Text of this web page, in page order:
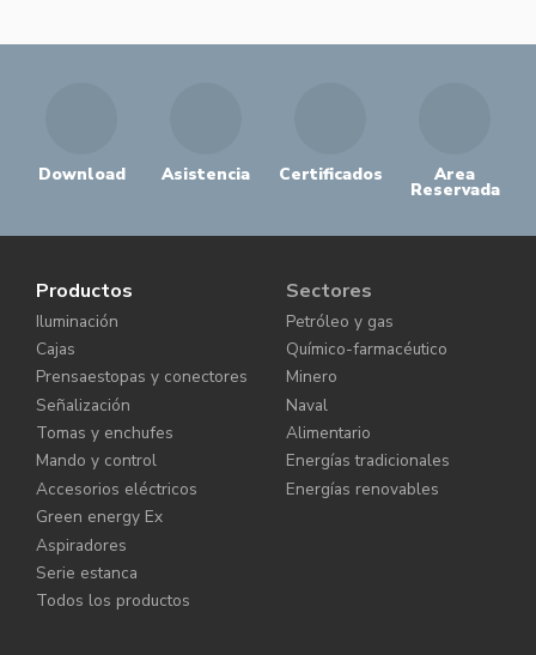
Download Asistencia Certificados Area
Reservada
Productos
Iluminación
Cajas
Prensaestopas y conectores
Señalización
Tomas y enchufes
Mando y control
Accesorios eléctricos
Green energy Ex
Aspiradores
Serie estanca
Todos los productos
Sectores
Petróleo y gas
Químico-farmacéutico
Minero
Naval
Alimentario
Energías tradicionales
Energías renovables